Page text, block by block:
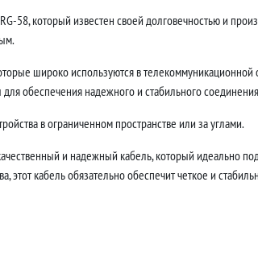
58, который известен своей долговечностью и
широко используются в
обеспечения надежного и стабильного
в ограниченном пространстве или за углами.
и надежный кабель, который идеально
кабель обязательно обеспечит четкое и